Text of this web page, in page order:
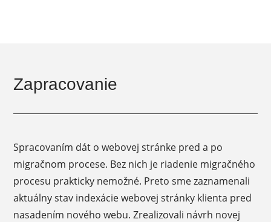
Zapracovanie
Spracovaním dát o webovej stránke pred a po
migračnom procese. Bez nich je riadenie migračného
procesu prakticky nemožné. Preto sme zaznamenali
aktuálny stav indexácie webovej stránky klienta pred
nasadením nového webu. Zrealizovali návrh novej